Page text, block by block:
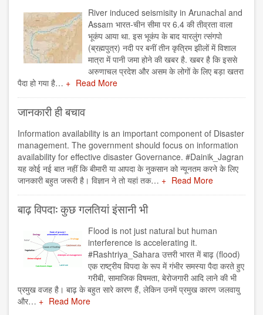
River induced seismisity in Arunachal and
Assam भारत-चीन सीमा पर 6.4 की तीव्रता वाला
भूकंप आया था. इस भूकंप के बाद यारलुंग त्संगपो
(ब्रह्मपुत्र) नदी पर बनीं तीन कृत्रिम झीलों में विशाल
मात्रा में पानी जमा होने की खबर है. खबर है कि इससे
अरुणाचल प्रदेश और असम के लोगों के लिए बड़ा खतरा
पैदा हो गया है…
Read More
जानकारी ही बचाव
Information availability is an important component of Disaster
management. The government should focus on information
availability for effective disaster Governance. #Dainik_Jagran
यह कोई नई बात नहीं कि बीमारी या आपदा के नुकसान को न्यूनतम करने के लिए
जानकारी बहुत जरूरी है। विज्ञान ने तो यहां तक…
Read More
बाढ़ विपदा: कुछ गलतियां इंसानी भी
Flood is not just natural but human
interference is accelerating it.
#Rashtriya_Sahara उत्तरी भारत में बाढ़ (flood)
एक राष्ट्रीय विपदा के रूप में गंभीर समस्या पैदा करते हुए
गरीबी, सामाजिक विषमता, बेरोजगारी आदि लाने की भी
प्रमुख वजह है। बाढ़ के बहुत सारे कारण हैं, लेकिन उनमें प्रमुख कारण जलवायु
और…
Read More